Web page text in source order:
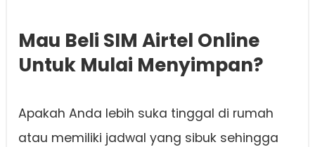
Mau Beli SIM Airtel Online
Untuk Mulai Menyimpan?
Apakah Anda lebih suka tinggal di rumah
atau memiliki jadwal yang sibuk sehingga